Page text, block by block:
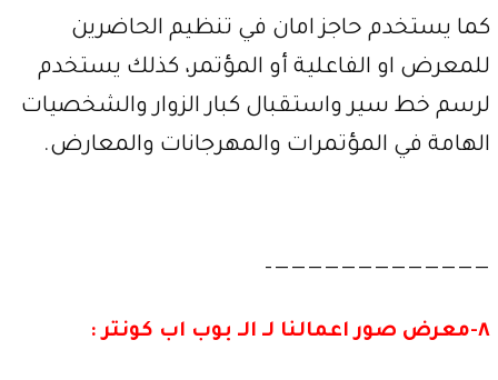
كما يستخدم حاجز امان في تنظيم الحاضرين
للمعرض او الفاعلية أو المؤتمر، كذلك يستخدم
لرسم خط سير واستقبال كبار الزوار والشخصيات
الهامة في المؤتمرات والمهرجانات والمعارض.
—————————————–
٨-معرض صور اعمالنا لـ الـ بوب اب كونتر :